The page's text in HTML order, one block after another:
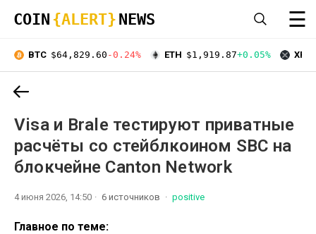
COIN {ALERT} NEWS ☰
BTC $64,829.60 -0.24% ETH $1,919.87+0.05% XRP
Visa и Brale тестируют приватные
расчёты со стейблкоином SBC на
блокчейне Canton Network
4 июня 2026, 14:50 6 источников positive
Главное по теме: